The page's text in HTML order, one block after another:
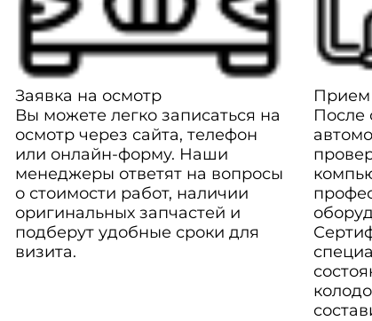
Заявка на осмотр
Вы можете легко записаться на
осмотр через сайта, телефон
или онлайн-форму. Наши
менеджеры ответят на вопросы
о стоимости работ, наличии
оригинальных запчастей и
подберут удобные сроки для
визита.
Прием
После